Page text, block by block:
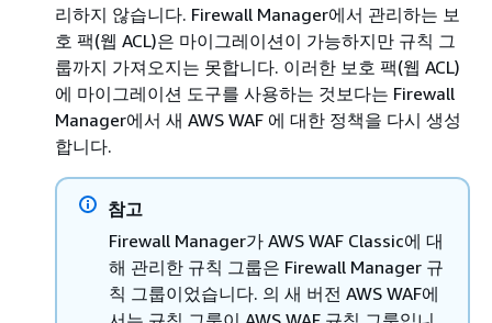
리하지 않습니다. Firewall Manager에서 관리하는 보
호 팩(웹 ACL)은 마이그레이션이 가능하지만 규칙 그
룹까지 가져오지는 못합니다. 이러한 보호 팩(웹 ACL)
에 마이그레이션 도구를 사용하는 것보다는 Firewall
Manager에서 새 AWS WAF 에 대한 정책을 다시 생성
합니다.
참고
Firewall Manager가 AWS WAF Classic에 대
해 관리한 규칙 그룹은 Firewall Manager 규
칙 그룹이었습니다. 의 새 버전 AWS WAF에